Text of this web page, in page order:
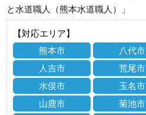
と水道職人（熊本水道職人）」
【対応エリア】
熊本市
八代市
人吉市
荒尾市
水俣市
玉名市
山鹿市
菊池市